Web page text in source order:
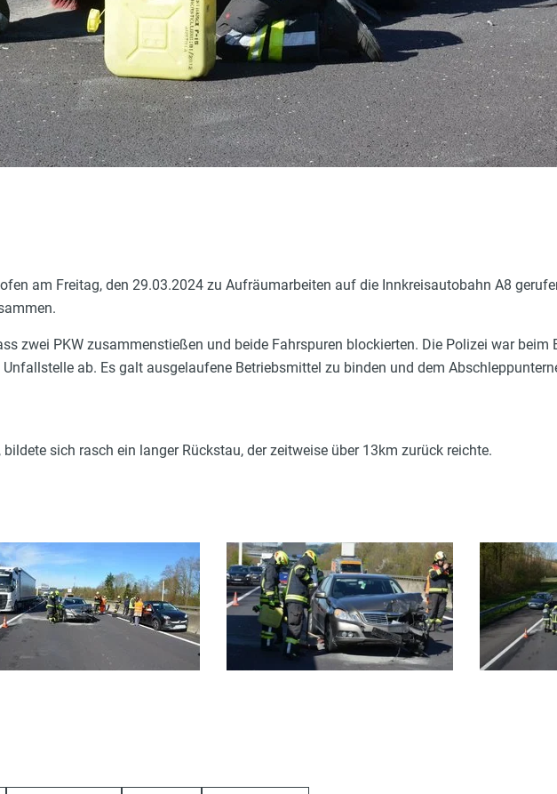
am Freitag, den 29.03.2024 zu Aufräumarbeiten auf die Innkreisautobahn A8
zwei PKW zusammenstießen und beide Fahrspuren blockierten. Die Polizei war beim
ab. Es galt ausgelaufene Betriebsmittel zu binden und dem
sich rasch ein langer Rückstau, der zeitweise über 13km zurück reichte.